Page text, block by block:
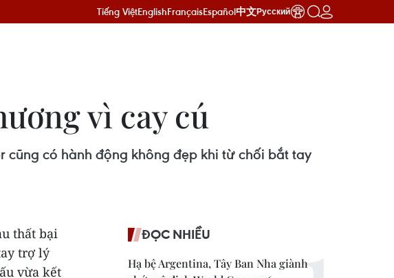
Tiếng ViệtEnglishFrançaisEspañol中文Русский
vì cay cú
cũng có hành động không đẹp khi từ chối bắt tay
thất bại
trợ lý
vừa kết
ĐỌC NHIỀU
Hạ bệ Argentina, Tây Ban Nha giành